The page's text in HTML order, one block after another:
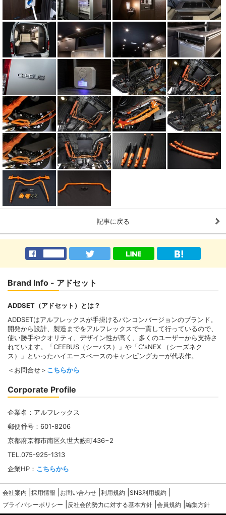
記事に戻る
Brand Info - アドセット
ADDSET（アドセット）とは？
ADDSETはアルフレックスが手掛けるバンコンバージョンのブランド。
開発から設計、製造までをアルフレックスで一貫して行っているので、
使い勝手やクオリティ、デザイン性が高く、多くのユーザーから支持さ
れています。「CEEBUS（シーバス）」や「C'sNEX （シーズネク
ス）」といったハイエースベースのキャンピングカーが代表作。
＜お問合せ＞ こちらから
Corporate Profile
企業名：アルフレックス
郵便番号：601-8206
京都府京都市南区久世大藪町436−2
TEL.075-925-1313
企業HP： こちらから
会社案内 採用情報 お問い合わせ 利用規約 SNS利用規約
プライバシーポリシー 反社会的勢力に対する基本方針 会員規約 編集方針